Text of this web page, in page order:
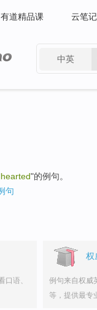
有道精品课 云笔记
中英
"的例句。
句
口语、
权
例句来自权威
等，提供最专